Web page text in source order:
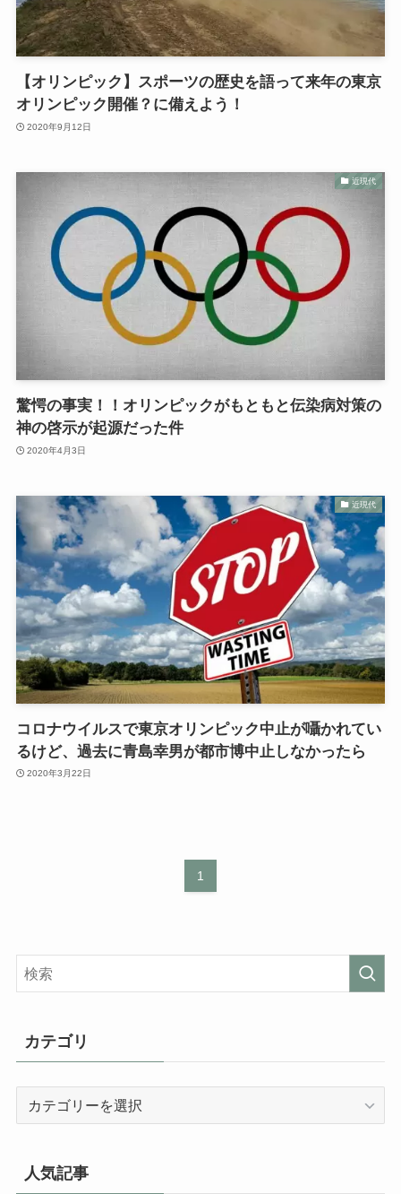
【オリンピック】スポーツの歴史を語って来年の東京
オリンピック開催？に備えよう！
2020年9月12日
近現代
驚愕の事実！！オリンピックがもともと伝染病対策の
神の啓示が起源だった件
2020年4月3日
近現代
コロナウイルスで東京オリンピック中止が囁かれてい
るけど、過去に青島幸男が都市博中止しなかったら
2020年3月22日
1
カテゴリ
人気記事